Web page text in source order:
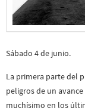
Sábado 4 de junio.
La primera parte del
peligros de un
muchísimo en los